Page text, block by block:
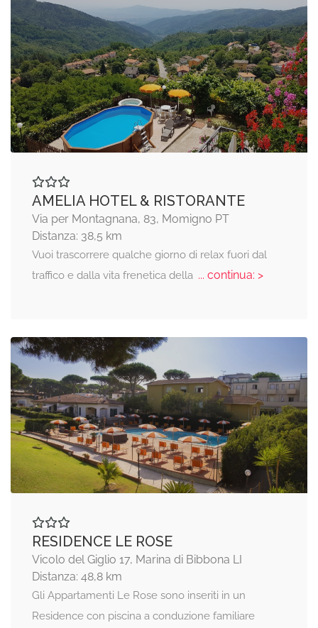
AMELIA HOTEL & RISTORANTE
Via per Montagnana, 83, Momigno PT
Distanza: 38,5 km
Vuoi trascorrere qualche giorno di relax fuori dal
traffico e dalla vita frenetica della ... continua: >
RESIDENCE LE ROSE
Vicolo del Giglio 17, Marina di Bibbona LI
Distanza: 48,8 km
Gli Appartamenti Le Rose sono inseriti in un
Residence con piscina a conduzione familiare